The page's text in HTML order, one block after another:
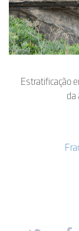
Estratificação
da